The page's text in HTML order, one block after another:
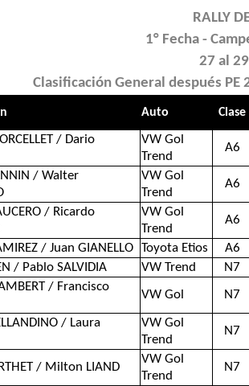
RALLY
1° Fecha -
27 al
Clasificación General después PE
Auto Clase
/ Dario
VW Gol
Trend
A6
/ Walter
VW Gol
Trend
A6
/ Ricardo
VW Gol
Trend
A6
/ Juan GIANELLO Toyota Etios
A6
/ Pablo SALVIDIA VW Trend
N7
/ Francisco
VW Gol N7
/ Laura
VW Gol
Trend
N7
/ Milton LIAND
VW Gol
Trend
N7